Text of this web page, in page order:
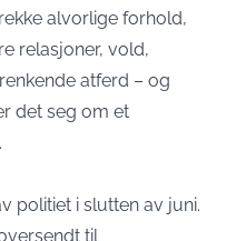
alvorlige forhold,
relasjoner, vold,
atferd – og
det seg om et
politiet i slutten av juni.
til